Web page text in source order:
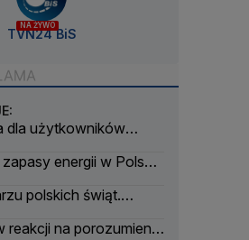
NA ŻYWO
TVN24 BiS
dla użytkowników
energii w Polsce.
polskich świąt.
reakcji na porozumienie